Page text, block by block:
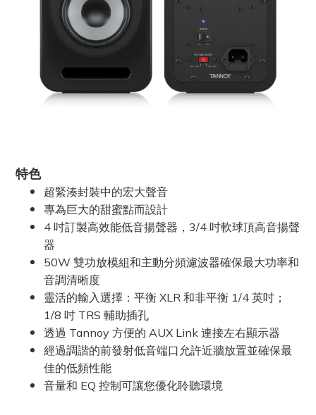
特色
超緊湊封裝中的宏大聲音
專為巨大的甜蜜點而設計
4 吋訂製高效能低音揚聲器，3/4 吋軟球頂高音揚聲
器
50W 雙功放模組和主動分頻濾波器確保最大功率和
音調清晰度
靈活的輸入選擇：平衡 XLR 和非平衡 1/4 英吋；
1/8 吋 TRS 輔助插孔
透過 Tannoy 方便的 AUX Link 連接左右顯示器
經過調諧的前發射低音端口允許近牆放置並確保最
佳的低頻性能
音量和 EQ 控制可讓您優化聆聽環境